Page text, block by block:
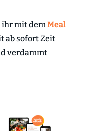
ihr mit demMeal
ab sofort Zeit
verdammt